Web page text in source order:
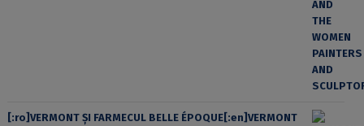
[:ro]VERMONT ȘI FARMECUL BELLE ÉPOQUE[:en]VERMONT